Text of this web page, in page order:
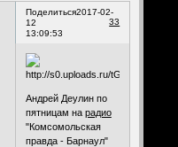
Поделиться
33
2017-02-
12
13:09:53
Андрей Деулин по
пятницам на радио
"Комсомольская
правда - Барнаул"